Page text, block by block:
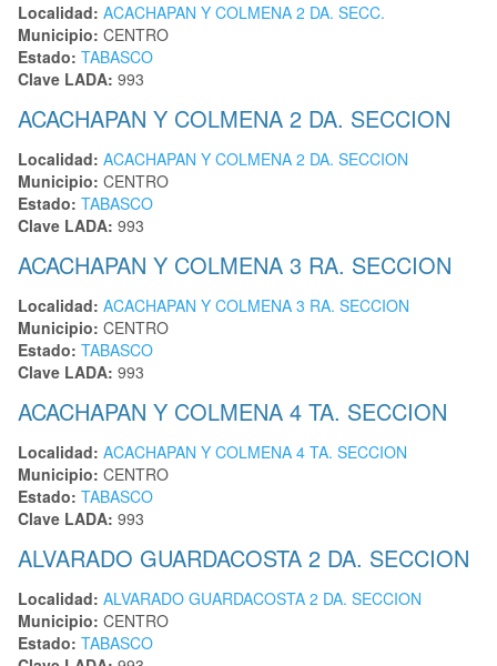
Localidad: ACACHAPAN Y COLMENA 2 DA. SECC.
Municipio: CENTRO
Estado: TABASCO
Clave LADA: 993
ACACHAPAN Y COLMENA 2 DA. SECCION
Localidad: ACACHAPAN Y COLMENA 2 DA. SECCION
Municipio: CENTRO
Estado: TABASCO
Clave LADA: 993
ACACHAPAN Y COLMENA 3 RA. SECCION
Localidad: ACACHAPAN Y COLMENA 3 RA. SECCION
Municipio: CENTRO
Estado: TABASCO
Clave LADA: 993
ACACHAPAN Y COLMENA 4 TA. SECCION
Localidad: ACACHAPAN Y COLMENA 4 TA. SECCION
Municipio: CENTRO
Estado: TABASCO
Clave LADA: 993
ALVARADO GUARDACOSTA 2 DA. SECCION
Localidad: ALVARADO GUARDACOSTA 2 DA. SECCION
Municipio: CENTRO
Estado: TABASCO